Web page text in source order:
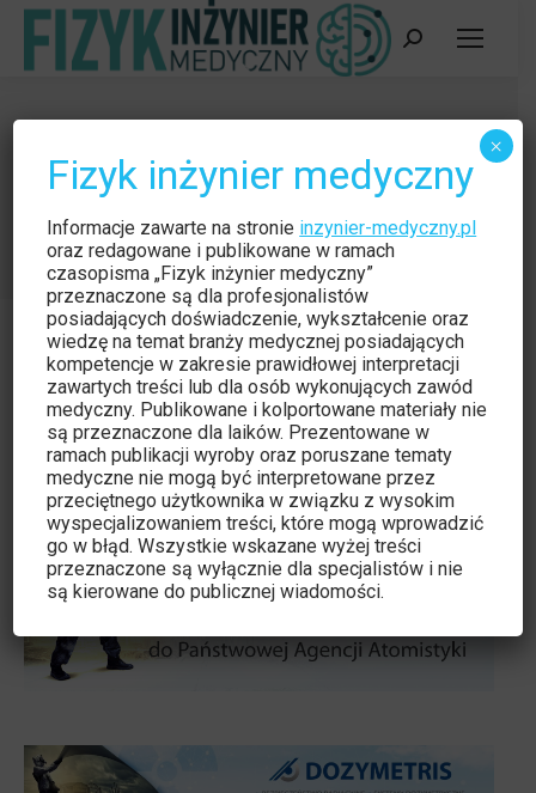
Szukaj:
Inspektora Ochrony Radiologicznej
Strona główna
Polecane
DOZYMETRIS – usługi nadzoru Inspektora…
kwi
7
Polecane
Fizyk inżynier medyczny
Informacje zawarte na stronie inzynier-medyczny.pl
oraz redagowane i publikowane w ramach
czasopisma „Fizyk inżynier medyczny”
przeznaczone są dla profesjonalistów
posiadających doświadczenie, wykształcenie oraz
wiedzę na temat branży medycznej posiadających
kompetencje w zakresie prawidłowej interpretacji
zawartych treści lub dla osób wykonujących zawód
medyczny. Publikowane i kolportowane materiały nie
są przeznaczone dla laików. Prezentowane w
ramach publikacji wyroby oraz poruszane tematy
medyczne nie mogą być interpretowane przez
przeciętnego użytkownika w związku z wysokim
wyspecjalizowaniem treści, które mogą wprowadzić
go w błąd. Wszystkie wskazane wyżej treści
przeznaczone są wyłącznie dla specjalistów i nie
są kierowane do publicznej wiadomości.
×